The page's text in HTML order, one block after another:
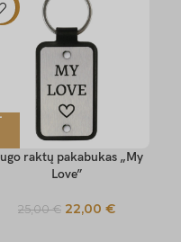
raktų pakabukas „My
Love”
25,00€ 22,00 €